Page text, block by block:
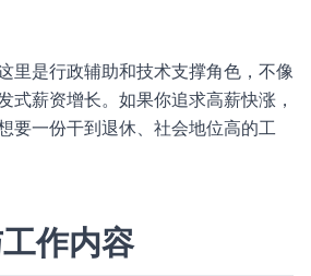
里是行政辅助和技术支撑角色，不像
式薪资增长。如果你追求高薪快涨，
要一份干到退休、社会地位高的工
作内容